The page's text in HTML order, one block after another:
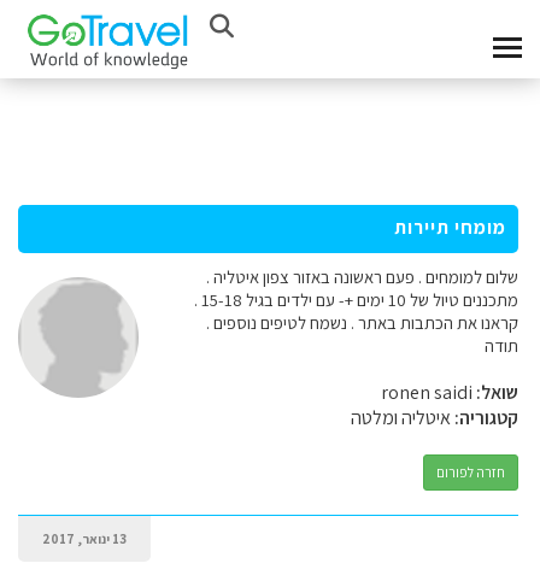
מומחי תיירות
שלום למומחים . פעם ראשונה באזור צפון איטליה .
מתכננים טיול של 10 ימים +- עם ילדים בגיל 15-18 .
קראנו את הכתבות באתר . נשמח לטיפים נוספים .
תודה
שואל:
קטגוריה:איטליה ומלטה
חזרה לפורום
13 ינואר, 2017